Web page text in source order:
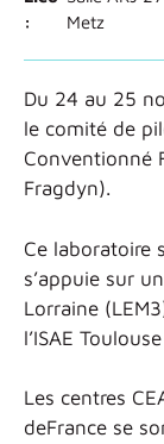
:
Metz
Du 24 au 25
le comité de
Conventionné
Fragdyn).
Ce laboratoire
s’appuie sur
Lorraine
l’ISAE
Les centres
deFrance se